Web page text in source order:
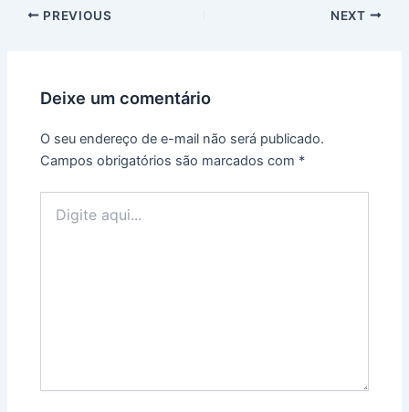
Post
PREVIOUS NEXT
Deixe um comentário
O seu endereço de e-mail não será publicado.
Campos obrigatórios são marcados com *
aqui...